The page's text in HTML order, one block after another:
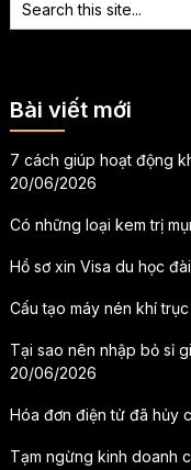
Bài viết mới
7 cách giúp hoạt động
20/06/2026
Có những loại kem trị
Hồ sơ xin Visa du học
Cấu tạo máy nén khí
Tại sao nên nhập bỏ sỉ
20/06/2026
Hóa đơn điện tử đã hủy
Tạm ngừng kinh doanh